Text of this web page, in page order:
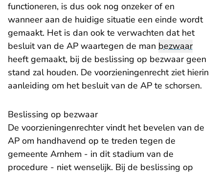
functioneren, is dus ook nog onzeker of en
wanneer aan de huidige situatie een einde wordt
gemaakt. Het is dan ook te verwachten dat het
besluit van de AP waartegen de man bezwaar
heeft gemaakt, bij de beslissing op bezwaar geen
stand zal houden. De voorzieningenrecht ziet hierin
aanleiding om het besluit van de AP te schorsen.
Beslissing op bezwaar
De voorzieningenrechter vindt het bevelen van de
AP om handhavend op te treden tegen de
gemeente Arnhem - in dit stadium van de
procedure - niet wenselijk. Bij de beslissing op